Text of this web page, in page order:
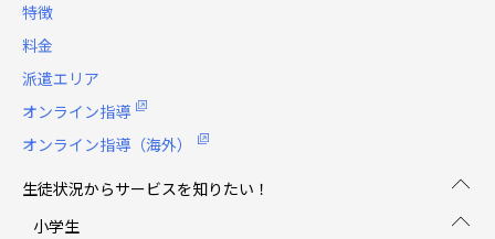
特徴
料金
派遣エリア
オンライン指導
オンライン指導（海外）
生徒状況からサービスを知りたい！
小学生